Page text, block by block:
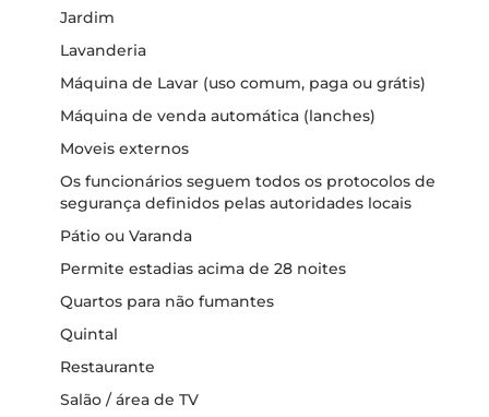
Jardim
Lavanderia
Máquina de Lavar (uso comum, paga ou grátis)
Máquina de venda automática (lanches)
Moveis externos
Os funcionários seguem todos os protocolos de
segurança definidos pelas autoridades locais
Pátio ou Varanda
Permite estadias acima de 28 noites
Quartos para não fumantes
Quintal
Restaurante
Salão / área de TV